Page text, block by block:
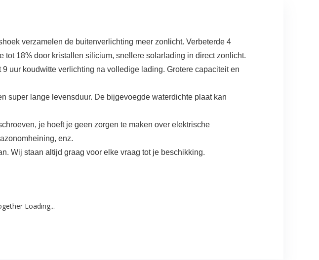
verzamelen de buitenverlichting meer zonlicht. Verbeterde 4
18% door kristallen silicium, snellere solarlading in direct zonlicht.
uur koudwitte verlichting na volledige lading. Grotere capaciteit en
super lange levensduur. De bijgevoegde waterdichte plaat kan
je hoeft je geen zorgen te maken over elektrische
enz.
Wij staan altijd graag voor elke vraag tot je beschikking.
Loading...